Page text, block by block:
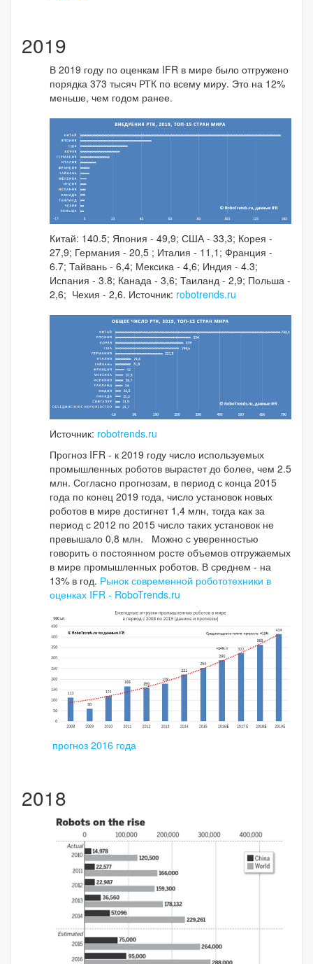
2019
В 2019 году по оценкам IFR в мире было отгружено
порядка 373 тысяч РТК по всему миру. Это на 12%
меньше, чем годом ранее.
Китай: 140.5; Япония - 49,9; США - 33,3; Корея -
27,9; Германия - 20,5 ; Италия - 11,1; Франция -
6.7; Тайвань - 6,4; Мексика - 4,6; Индия - 4.3;
Испания - 3.8; Канада - 3,6; Таиланд - 2,9; Польша -
2,6; Чехия - 2,6. Источник: robotrends.ru
Источник: robotrends.ru
Прогноз IFR - к 2019 году число используемых
промышленных роботов вырастет до более, чем 2.5
млн. Согласно прогнозам, в период с конца 2015
года по конец 2019 года, число установок новых
роботов в мире достигнет 1,4 млн, тогда как за
период с 2012 по 2015 число таких установок не
превышало 0,8 млн. Можно с уверенностью
говорить о постоянном росте объемов отгружаемых
в мире промышленных роботов. В среднем - на
13% в год. Рынок современной робототехники в
оценках IFR - RoboTrends.ru
прогноз 2016 года
2018